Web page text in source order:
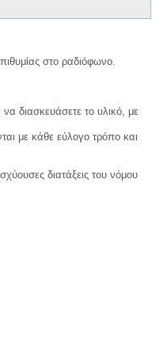
στο ραδιόφωνο.
διασκευάσετε το υλικό, με
με κάθε εύλογο τρόπο και
διατάξεις του νόμου